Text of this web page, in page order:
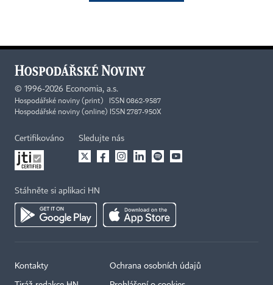
© 1996-2026 Economia, a.s.
Hospodářské noviny (print) ISSN 0862-9587
Hospodářské noviny (online) ISSN 2787-950X
Certifikováno Sledujte nás
Stáhněte si aplikaci HN
Kontakty Ochrana osobních údajů